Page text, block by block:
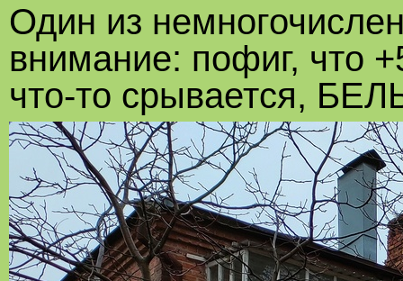
Один из
внимание: пофиг, что
что-то срывается,